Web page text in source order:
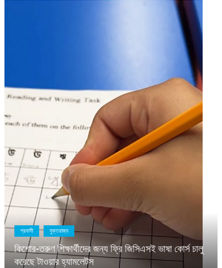
প্রবাসী যুক্তরাজ্য
কিশোর-তরুণ শিক্ষার্থীদের জন্য ফ্রি জিসিএসই ভাষা কোর্স চালু
করেছে টাওয়ার হ্যামলেটস